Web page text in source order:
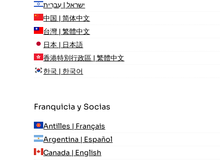
ישראל | עִברִית
中国 | 简体中文
台灣 | 繁體中文
日本 | 日本語
香港特別行政區 | 繁體中文
한국 | 한국어
Franquicia y Socias
Antilles | Français
Argentina | Español
Canada | English